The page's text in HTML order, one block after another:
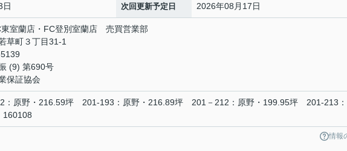
日 次回更新予定日 2026年08月17日
東室蘭店・FC登別室蘭店 売買営業部
草町３丁目31-1
(9) 第690号
保証協会
原野・216.59坪 201-193：原野・216.89坪 201－212：原野・199.95坪 201-213
情報